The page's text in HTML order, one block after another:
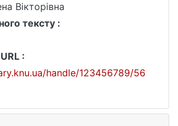
Вікторівна
тексту :
:
handle/123456789/56